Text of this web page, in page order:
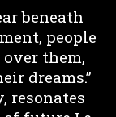
beneath
people
them,
dreams.”
resonates